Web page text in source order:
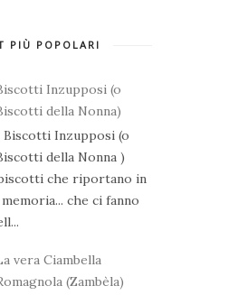
PIÙ POPOLARI
Inzupposi (o
della Nonna)
Biscotti Inzupposi (o
della Nonna )
che riportano in
che ci fanno
vera Ciambella
(Zambèla)